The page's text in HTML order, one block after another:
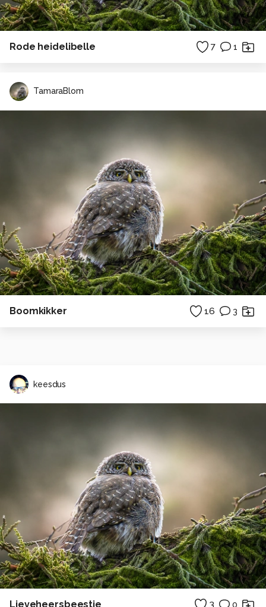
Rode heidelibelle 7 1
TamaraBlom
Boomkikker 16 3
keesdus
Lieveheersbeestje 3 0